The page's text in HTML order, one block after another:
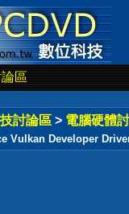
區
討論區 > 電腦硬體
Vulkan Developer